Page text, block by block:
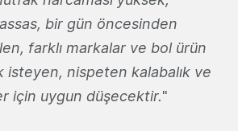
bir gün öncesinden
farklı markalar ve bol ürün
isteyen, nispeten kalabalık ve
için uygun düşecektir."